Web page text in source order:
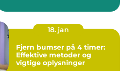
18. jan
Fjern bumser på 4 timer:
Effektive metoder og
vigtige oplysninger